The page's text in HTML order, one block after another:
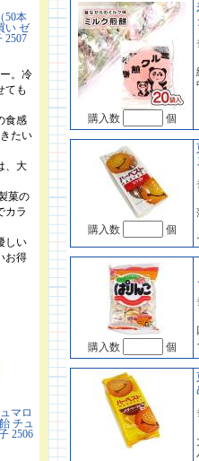
50本
い ゼ
2507
。冷
ても
食感
たい
、大
菓の
カラ
しい
お得
マロ
チュ
2506
購入数 個
購入数 個
購入数 個